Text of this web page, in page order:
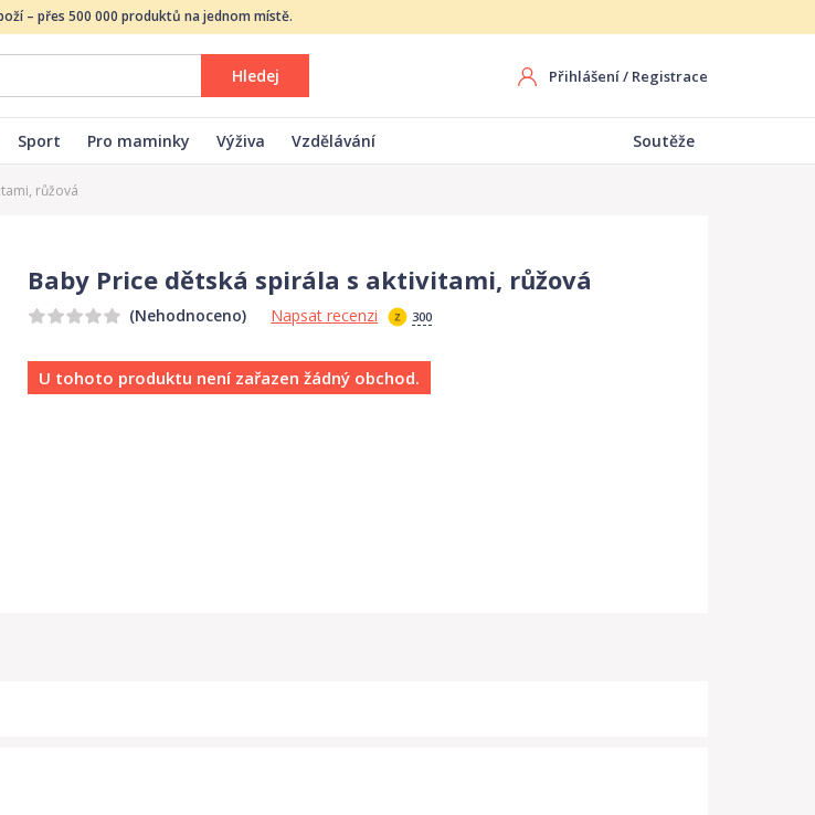
– přes 500 000 produktů na jednom místě.
Hledej Přihlášení/ Registrace
Sport Pro maminky Výživa Vzdělávání Soutěže
růžová
Baby Price dětská spirála s aktivitami, růžová
(Nehodnoceno) Napsat recenzi 300
U tohoto produktu není zařazen žádný obchod.